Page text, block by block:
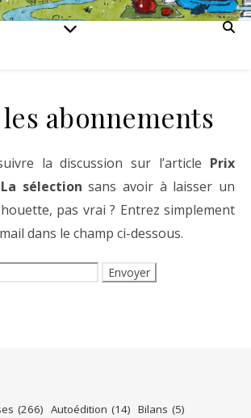
abonnements
la discussion sur l’article Prix
sélection sans avoir à laisser un
pas vrai ? Entrez simplement
dans le champ ci-dessous.
(266) Autoédition (14) Bilans (5)